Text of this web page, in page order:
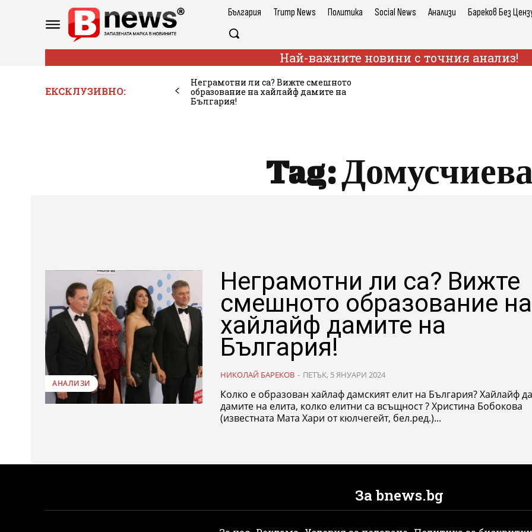
България Trump News Политика Social News Анализи Бареков Без
Най-важните новини с точния анализ!
ЕКСКЛУЗИВНО:
Неграмотни ли са? Вижте смешното
образование на хайлайф дамите на
България!
Tag:
АНАЛИЗИ
Неграмотни ли са? Вижте
смешното образование на
хайлайф дамите на
България!
НИКОЛАЙ БАРЕКОВ - ПЕТЪК, 5 ЯНУАРИ 2024
Колко е образован хайлаф дамският елит на България? Хайлайф дамите,
дамите на елита, колко елитни са всъщност ? Христина Бобокова
(известната Мата Хари от кюлчегейт, бел.ред.)...
За bnews.bg